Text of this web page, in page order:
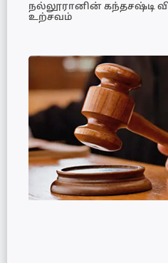
நல்லூரானின் கந்தசஷ்டி
உற்சவம்